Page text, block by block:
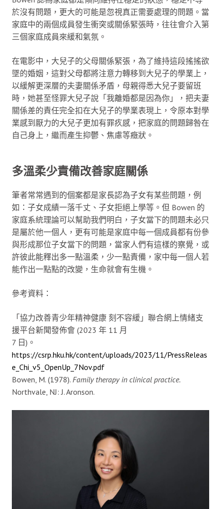
於沒有問題，更大的可能是忽視真正需要處理的問題。當
家庭中的兩個成員發生衝突或關係緊張時，往往會介入第
三個家庭成員來緩和氣氛。
在電影中，大兒子的父母關係緊張，為了維持這段搖搖欲
墜的婚姻，這對父母都將注意力轉移到大兒子的學業上，
以緩解更深層的夫妻關係矛盾，母親得悉大兒子要留班
時，她甚至怪罪大兒子說「我離婚都是因為你」，把夫妻
關係差的責任完全扣在大兒子的學業表現上，令原本對學
業感到厭力的大兒子更加有罪疚感，把家庭的問題歸咎在
自己身上，繼而產生抑鬱、焦慮等癥狀。
多溫柔少責備改善家庭關係
筆者常常遇到的個案都是家長認為子女有某些問題，例
如：子女成績一落千丈、子女拒絕上學等。但 Bowen 的
家庭系統理論可以幫助我們明白，子女當下的問題未必只
是屬於他一個人，更有可能是家庭中每一個成員都有份參
與形成那位子女當下的問題，當家人們有這樣的察覺，或
許彼此能釋出多一點溫柔，少一點責備，家中每一個人若
能作出一點點的改變，生命就會有生機。
參考資料：
「協力改善青少年精神健康 刻不容緩」聯合網上情緒支
援平台新聞發佈會 (2023 年 11 月
7 日)。
https://csrp.hku.hk/content/uploads/2023/11/PressReleas
e_Chi_v5_OpenUp_7Nov.pdf
Bowen, M. (1978). Family therapy in clinical practice.
Northvale, NJ: J. Aronson.